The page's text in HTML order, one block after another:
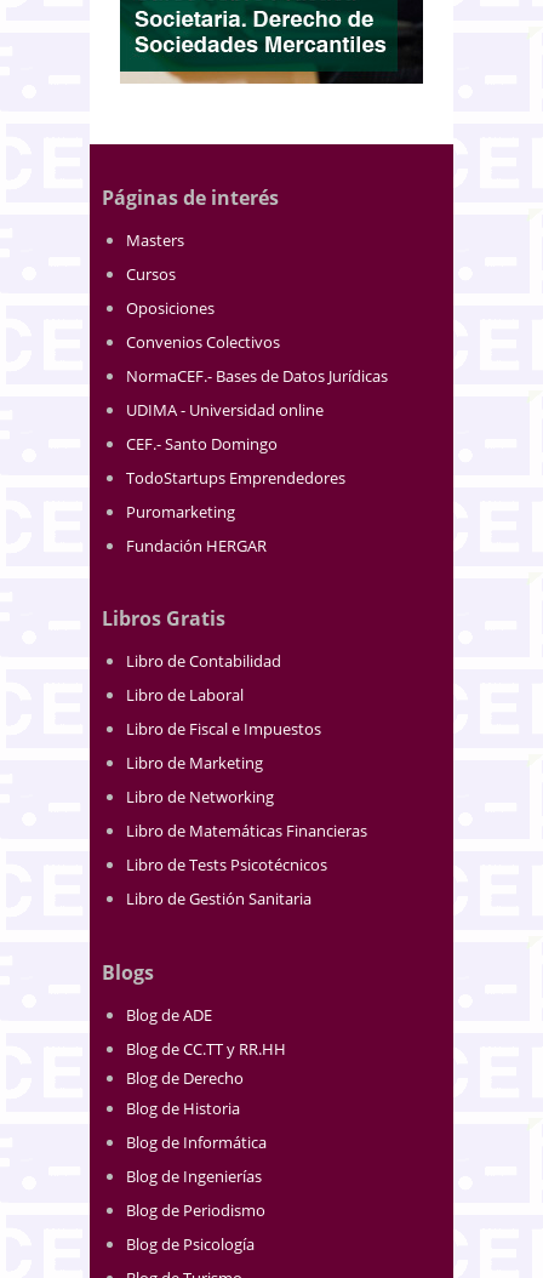
Páginas de interés
Masters
Cursos
Oposiciones
Convenios Colectivos
NormaCEF.- Bases de Datos Jurídicas
UDIMA - Universidad online
CEF.- Santo Domingo
TodoStartups Emprendedores
Puromarketing
Fundación HERGAR
Libros Gratis
Libro de Contabilidad
Libro de Laboral
Libro de Fiscal e Impuestos
Libro de Marketing
Libro de Networking
Libro de Matemáticas Financieras
Libro de Tests Psicotécnicos
Libro de Gestión Sanitaria
Blogs
Blog de ADE
Blog de CC.TT y RR.HH
Blog de Derecho
Blog de Historia
Blog de Informática
Blog de Ingenierías
Blog de Periodismo
Blog de Psicología